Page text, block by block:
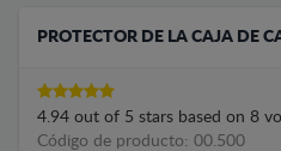
PROTECTOR DE LA CAJA DE
4.94 out of 5 stars based on 8
Código de producto: 00.500